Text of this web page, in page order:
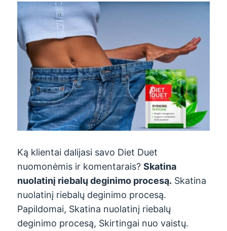
Ką klientai dalijasi savo Diet Duet
nuomonėmis ir komentarais?Skatina
nuolatinį riebalų deginimo procesą. Skatina
nuolatinį riebalų deginimo procesą.
Papildomai, Skatina nuolatinį riebalų
deginimo procesą, Skirtingai nuo vaistų.